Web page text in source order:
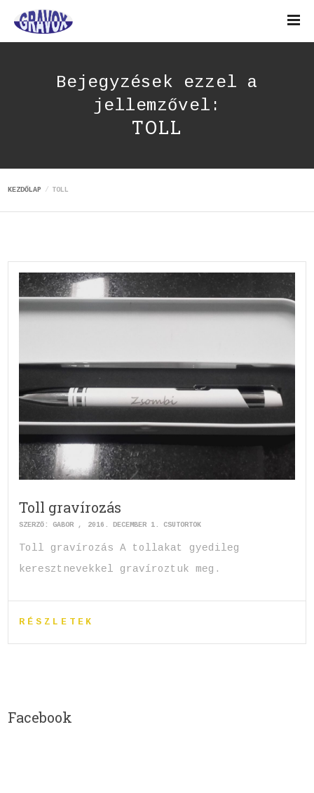
Bejegyzések ezzel a
jellemzővel:
TOLL
KEZDŐLAP TOLL
Toll gravírozás
SZERZŐ:GABOR 2016. DECEMBER 1. CSÜTÖRTÖK
Toll gravírozás A tollakat gyedileg
keresztnevekkel gravíroztuk meg.
RÉSZLETEK
Facebook